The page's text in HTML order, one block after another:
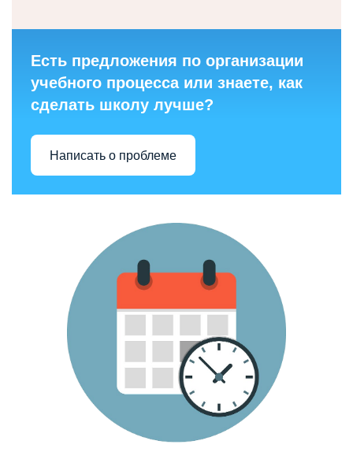
Есть предложения по организации
учебного процесса или знаете, как
сделать школу лучше?
Написать о проблеме